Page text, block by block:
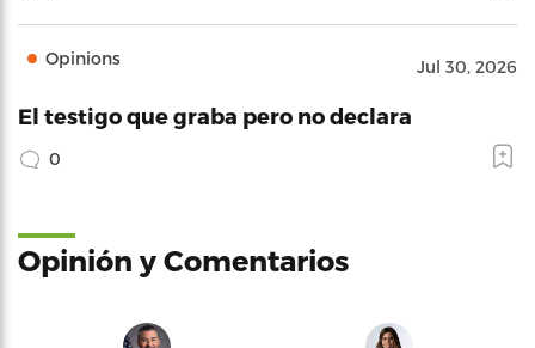
Opinions Jul 30, 2026
El testigo que graba pero no declara
0
Opinión y Comentarios